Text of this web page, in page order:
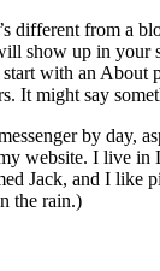
different from a
show up in your
with an About
It might say
by day,
website. I live in
Jack, and I like
the rain.)